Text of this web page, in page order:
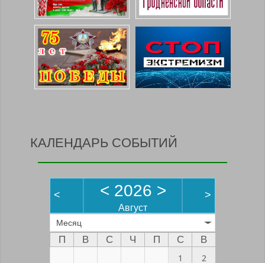
КАЛЕНДАРЬ СОБЫТИЙ
< < 2026 >
Август
>
Месяц
П В С Ч П С
В
1
2